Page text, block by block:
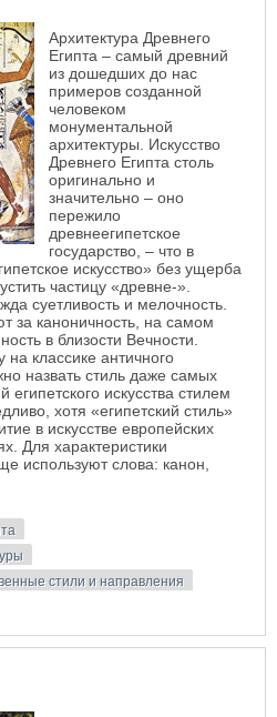
Архитектура Древнего
Египта – самый древний
из дошедших до нас
примеров созданной
человеком
монументальной
архитектуры. Искусство
Древнего Египта столь
оригинально и
значительно – оно
пережило
древнеегипетское
государство, – что в
искусство» без ущерба
частицу «древне-».
суетливость и мелочность.
за каноничность, на самом
в близости Вечности.
классике античного
назвать стиль даже самых
искусства стилем
хотя «египетский стиль»
в искусстве европейских
Для характеристики
используют слова: канон,
стили и направления